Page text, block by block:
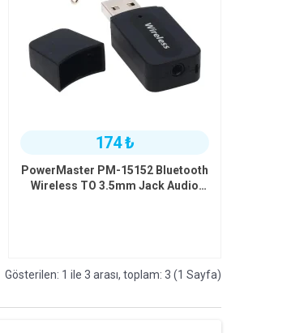
174 ₺
PowerMaster PM-15152 Bluetooth
Wireless TO 3.5mm Jack Audio
Gösterilen: 1 ile 3 arası, toplam: 3 (1 Sayfa)